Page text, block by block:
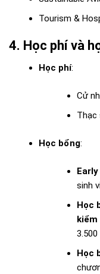
Tourism &
4. Học phí và
Học phí:
Cử
Thạc
Học bổng:
sinh
Học
3.500
Học